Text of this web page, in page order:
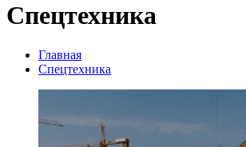
Спецтехника
Главная
Спецтехника